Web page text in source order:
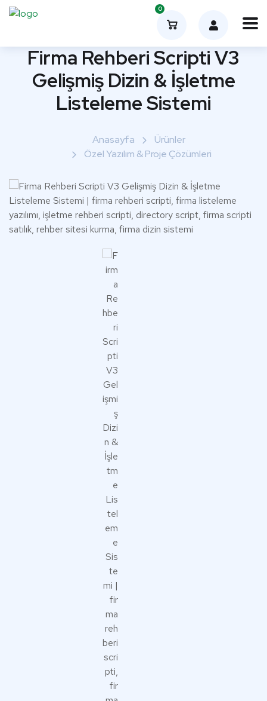
0
Firma Rehberi Scripti V3
Gelişmiş Dizin & İşletme
Listeleme Sistemi
Anasayfa
Ürünler
Özel Yazılım & Proje Çözümleri